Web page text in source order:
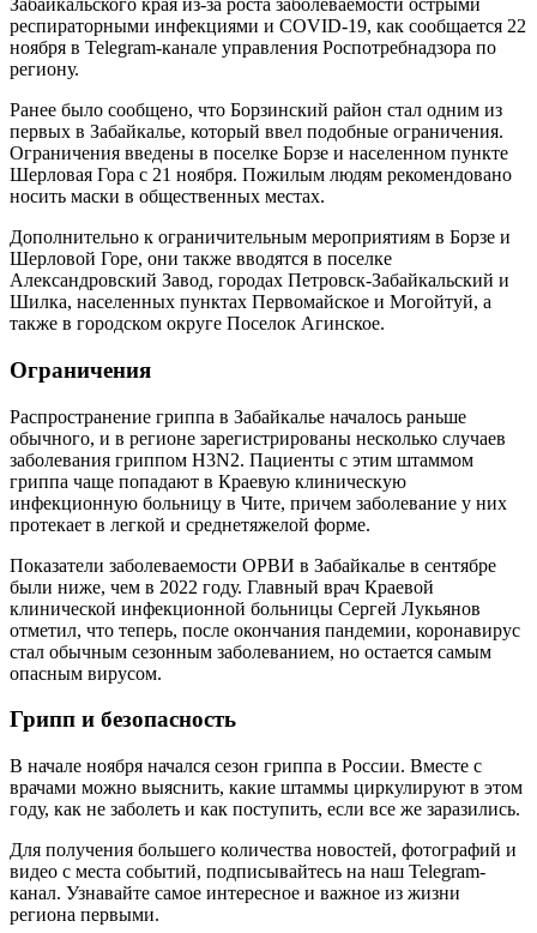
Забайкальского края из-за роста заболеваемости острыми
респираторными инфекциями и COVID-19, как сообщается 22
ноября в Telegram-канале управления Роспотребнадзора по
региону.
Ранее было сообщено, что Борзинский район стал одним из
первых в Забайкалье, который ввел подобные ограничения.
Ограничения введены в поселке Борзе и населенном пункте
Шерловая Гора с 21 ноября. Пожилым людям рекомендовано
носить маски в общественных местах.
Дополнительно к ограничительным мероприятиям в Борзе и
Шерловой Горе, они также вводятся в поселке
Александровский Завод, городах Петровск-Забайкальский и
Шилка, населенных пунктах Первомайское и Могойтуй, а
также в городском округе Поселок Агинское.
Ограничения
Распространение гриппа в Забайкалье началось раньше
обычного, и в регионе зарегистрированы несколько случаев
заболевания гриппом H3N2. Пациенты с этим штаммом
гриппа чаще попадают в Краевую клиническую
инфекционную больницу в Чите, причем заболевание у них
протекает в легкой и среднетяжелой форме.
Показатели заболеваемости ОРВИ в Забайкалье в сентябре
были ниже, чем в 2022 году. Главный врач Краевой
клинической инфекционной больницы Сергей Лукьянов
отметил, что теперь, после окончания пандемии, коронавирус
стал обычным сезонным заболеванием, но остается самым
опасным вирусом.
Грипп и безопасность
В начале ноября начался сезон гриппа в России. Вместе с
врачами можно выяснить, какие штаммы циркулируют в этом
году, как не заболеть и как поступить, если все же заразились.
Для получения большего количества новостей, фотографий и
видео с места событий, подписывайтесь на наш Telegram-
канал. Узнавайте самое интересное и важное из жизни
региона первыми.